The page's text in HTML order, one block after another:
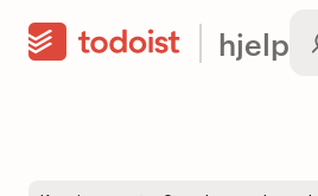
hjelp